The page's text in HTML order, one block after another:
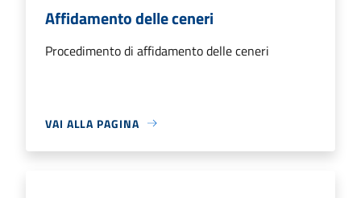
Affidamento delle ceneri
Procedimento di affidamento delle ceneri
VAI ALLA PAGINA